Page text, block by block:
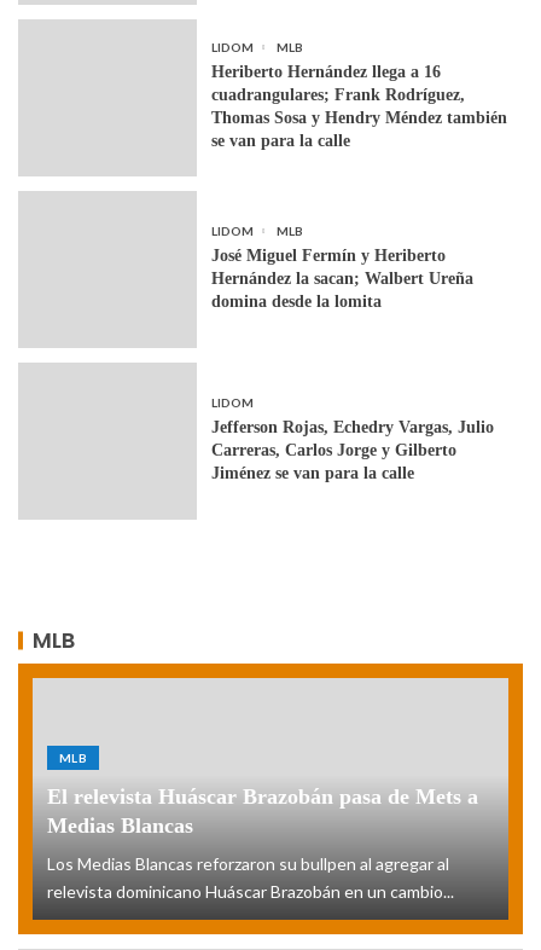
LIDOM MLB
Heriberto Hernández llega a 16
cuadrangulares; Frank Rodríguez,
Thomas Sosa y Hendry Méndez también
se van para la calle
LIDOM MLB
José Miguel Fermín y Heriberto
Hernández la sacan; Walbert Ureña
domina desde la lomita
LIDOM
Jefferson Rojas, Echedry Vargas, Julio
Carreras, Carlos Jorge y Gilberto
Jiménez se van para la calle
MLB
MLB
El relevista Huáscar Brazobán pasa de Mets a
Medias Blancas
Los Medias Blancas reforzaron su bullpen al agregar al
relevista dominicano Huáscar Brazobán en un cambio...